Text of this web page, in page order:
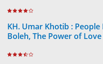
KH. Umar Khotib : People
Boleh, The Power of